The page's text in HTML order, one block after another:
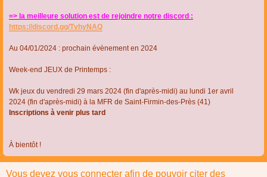
=> la meilleure solution est de rejoindre notre discord :
https://discord.gg/TvhyNAQ
Au 04/01/2024 : prochain évènement en 2024
Week-end JEUX de Printemps :
Wk jeux du vendredi 29 mars 2024 (fin d'après-midi) au lundi 1er avril
2024 (fin d'après-midi) à la MFR de Saint-Firmin-des-Près (41)
Inscriptions à venir plus tard
À bientôt !
Vous devez vous connecter afin de pouvoir citer des